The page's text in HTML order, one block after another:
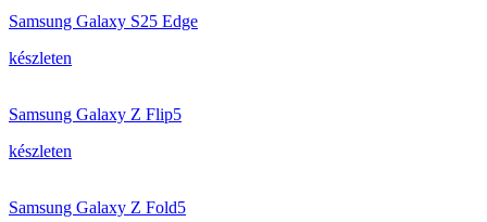
Samsung Galaxy S25 Edge
készleten
Samsung Galaxy Z Flip5
készleten
Samsung Galaxy Z Fold5